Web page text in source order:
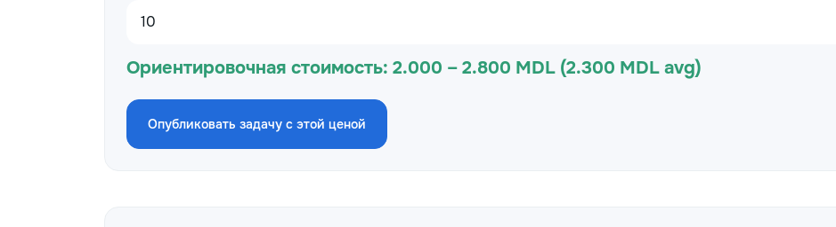
Ориентировочная стоимость: 2.000 – 2.800 MDL (2.300 MDL avg)
Опубликовать задачу с этой ценой